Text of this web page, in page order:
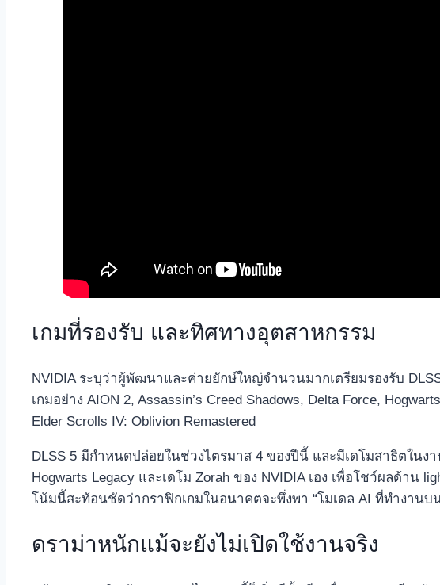
เกมที่รองรับ และทิศทางอุตสาหกรรม​
NVIDIA ระบุว่าผู้พัฒนาและค่ายยักษ์ใหญ่จำนวนมากเตรียมรองรับ
เกมอย่าง AION 2, Assassin’s Creed Shadows, Delta Force,
Elder Scrolls IV: Oblivion Remastered​
DLSS 5 มีกำหนดปล่อยในช่วงไตรมาส 4 ของปีนี้ และมีเดโมสาธิตในงา
Hogwarts Legacy และเดโม Zorah ของ NVIDIA เอง เพื่อโชว์ผลด้าน
โน้มนี้สะท้อนชัดว่ากราฟิกเกมในอนาคตจะพึ่งพา “โมเดล AI ที่ทำงานบ
ดราม่าหนักแม้จะยังไม่เปิดใช้งานจริง